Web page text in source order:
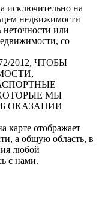
исключительно на
недвижимости
или
со
2012, ЧТОБЫ
МЫ
ОКАЗАНИИ
карте отображает
а общую область, в
любой
с нами.